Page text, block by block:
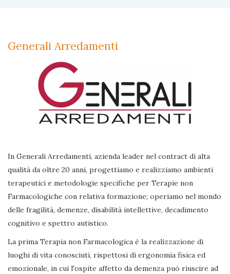
Generali Arredamenti
In Generali Arredamenti, azienda leader nel contract di alta
qualità da oltre 20 anni, progettiamo e realizziamo ambienti
terapeutici e metodologie specifiche per Terapie non
Farmacologiche con relativa formazione; operiamo nel mondo
delle fragilità, demenze, disabilità intellettive, decadimento
cognitivo e spettro autistico.
La prima Terapia non Farmacologica è la realizzazione di
luoghi di vita conosciuti, rispettosi di ergonomia fisica ed
emozionale, in cui l'ospite affetto da demenza può riuscire ad